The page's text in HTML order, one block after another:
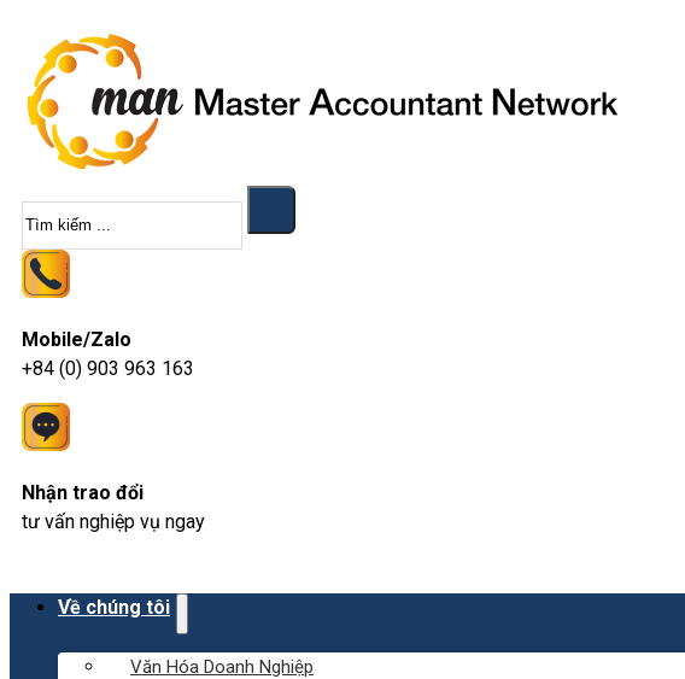
Tìm
kiếm
Mobile/Zalo
+84 (0) 903 963 163
Nhận trao đổi
tư vấn nghiệp vụ ngay
Về chúng tôi
Văn Hóa Doanh Nghiệp